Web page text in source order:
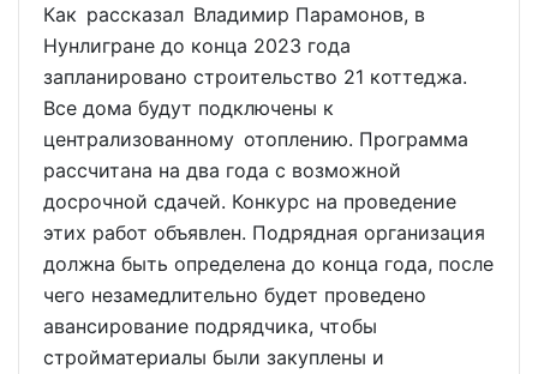
Как рассказал Владимир Парамонов, в
Нунлигране до конца 2023 года
запланировано строительство 21 коттеджа.
Все дома будут подключены к
централизованному отоплению. Программа
рассчитана на два года с возможной
досрочной сдачей. Конкурс на проведение
этих работ объявлен. Подрядная организация
должна быть определена до конца года, после
чего незамедлительно будет проведено
авансирование подрядчика, чтобы
стройматериалы были закуплены и